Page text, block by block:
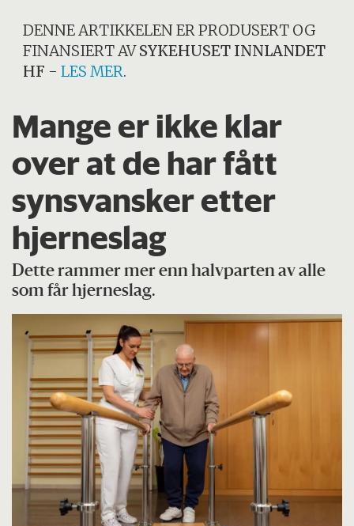
DENNE ARTIKKELEN ER PRODUSERT OG
FINANSIERT AVSYKEHUSET INNLANDET
HF -LES MER.
Mange er ikke klar
over at de har fått
synsvansker etter
hjerneslag
Dette rammer mer enn halvparten av alle
som får hjerneslag.